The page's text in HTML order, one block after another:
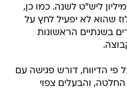
סכום אסטרונומי של 11 מיליון ליש"ט לשנה. כמו כן,
שהוא לא יפעיל לחץ על
בשנתיים הראשונות
פי הדיווח, דורש פגישה עם
והבעלים צפוי